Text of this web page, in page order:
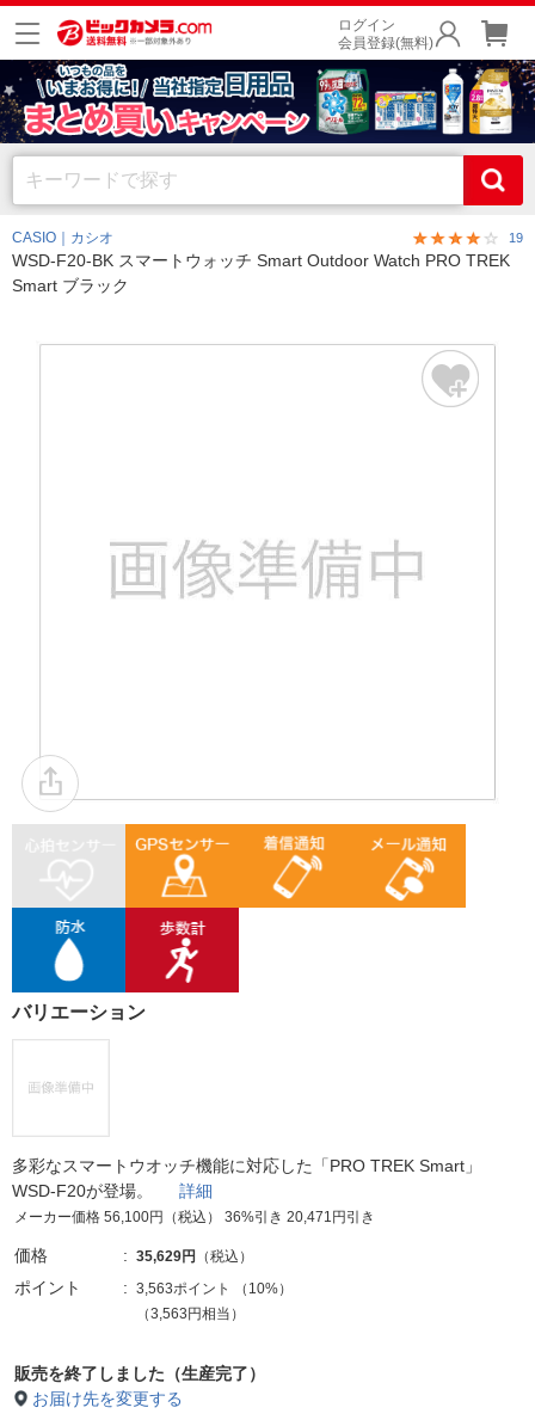
ログイン
会員登録(無料)
CASIO｜カシオ 19
WSD-F20-BK スマートウォッチ Smart Outdoor Watch PRO TREK
Smart ブラック
バリエーション
多彩なスマートウオッチ機能に対応した「PRO TREK Smart」
WSD-F20が登場。 詳細
メーカー価格 56,100円（税込） 36%引き 20,471円引き
価格 35,629円 （税込）
ポイント 3,563ポイント （ 10%）
（3,563円相当）
販売を終了しました（生産完了）
お届け先を変更する